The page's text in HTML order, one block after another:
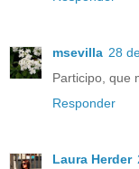
msevilla 28
Participo, que
Responder
Laura Herder